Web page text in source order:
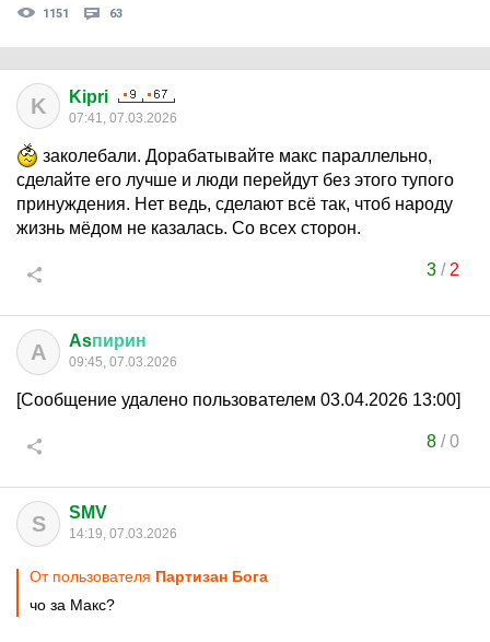
1151 63
K Kipri
07:41, 07.03.2026
заколебали. Дорабатывайте макс параллельно,
сделайте его лучше и люди перейдут без этого тупого
принуждения. Нет ведь, сделают всё так, чтоб народу
жизнь мёдом не казалась. Со всех сторон.
3/ 2
A Asпирин
09:45, 07.03.2026
[Сообщение удалено пользователем 03.04.2026 13:00]
8/0
S SMV
14:19, 07.03.2026
От пользователя Партизан Бога
чо за Макс?